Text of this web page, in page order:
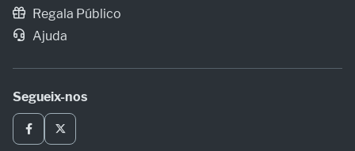
Regala Público
Ajuda
Segueix-nos